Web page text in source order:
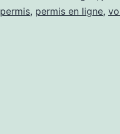
permis, permis en ligne,